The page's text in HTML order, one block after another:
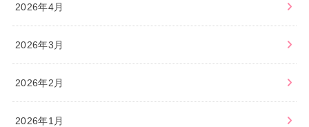
2026年4月
2026年3月
2026年2月
2026年1月